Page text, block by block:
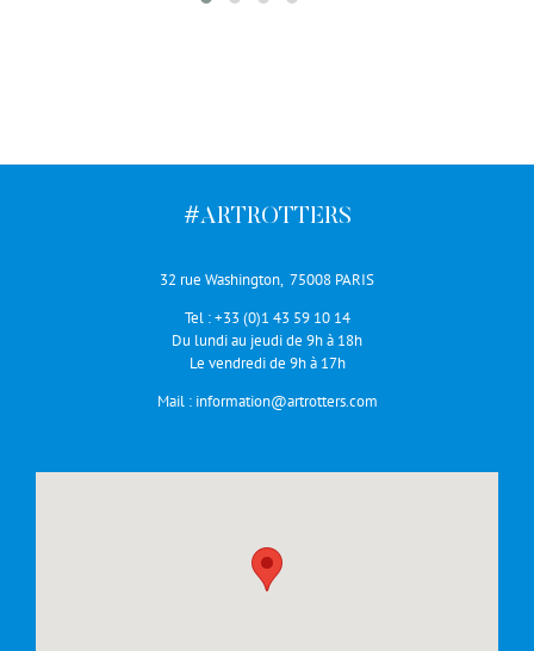
#ARTROTTERS
32 rue Washington, 75008 PARIS
Tel :+33 (0)1 43 59 10 14
Du lundi au jeudi de 9h à 18h
Le vendredi de 9h à 17h
Mail : information@artrotters.com